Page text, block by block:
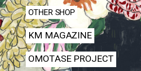
OTHER SHOP
KM MAGAZINE
OMOTASE PROJECT